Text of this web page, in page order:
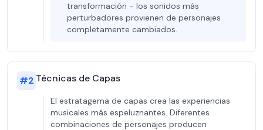
transformación - los sonidos más
perturbadores provienen de personajes
completamente cambiados.
#2 Técnicas de Capas
El estratagema de capas crea las experiencias
musicales más espeluznantes. Diferentes
combinaciones de personajes producen